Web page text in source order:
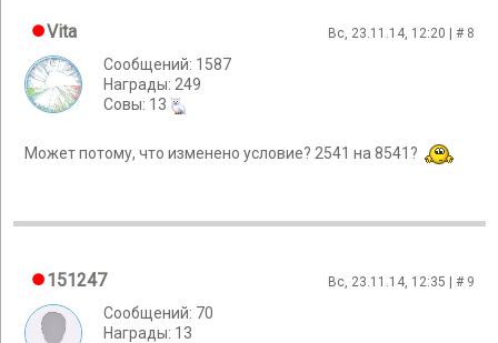
Vita Вс, 23.11.14, 12:20 | # 8
Сообщений: 1587
Награды: 249
Cовы: 13
Может потому, что изменено условие? 2541 на 8541?
151247 Вс, 23.11.14, 12:35 | # 9
Сообщений: 70
Награды: 13